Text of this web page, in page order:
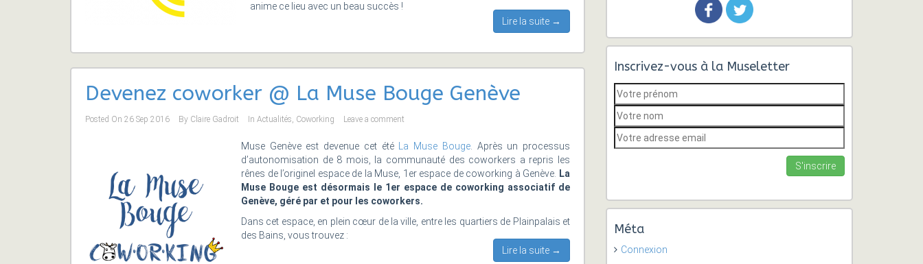
anime ce lieu avec un beau succès !
Lire la suite →
Devenez coworker @ La Muse Bouge Genève
Posted On 26 Sep 2016 By Claire Gadroit In Actualités, Coworking Leave a comment
Muse Genève est devenue cet été La Muse Bouge. Après un processus
d’autonomisation de 8 mois, la communauté des coworkers a repris les
rênes de l’originel espace de la Muse, 1er espace de coworking à Genève.
La
Muse Bouge est désormais le 1er espace de coworking associatif de
Genève, géré par et pour les coworkers.
Dans cet espace, en plein cœur de la ville, entre les quartiers de Plainpalais et
des Bains, vous trouvez :
Lire la suite →
Inscrivez-vous à la Museletter
Méta
Connexion